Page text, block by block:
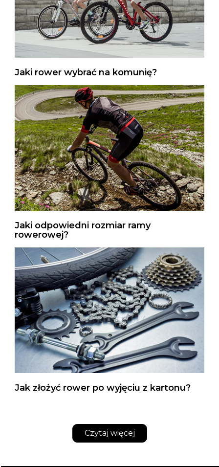
Jaki rower wybrać na komunię?
Jaki odpowiedni rozmiar ramy
rowerowej?
Jak złożyć rower po wyjęciu z kartonu?
Czytaj więcej